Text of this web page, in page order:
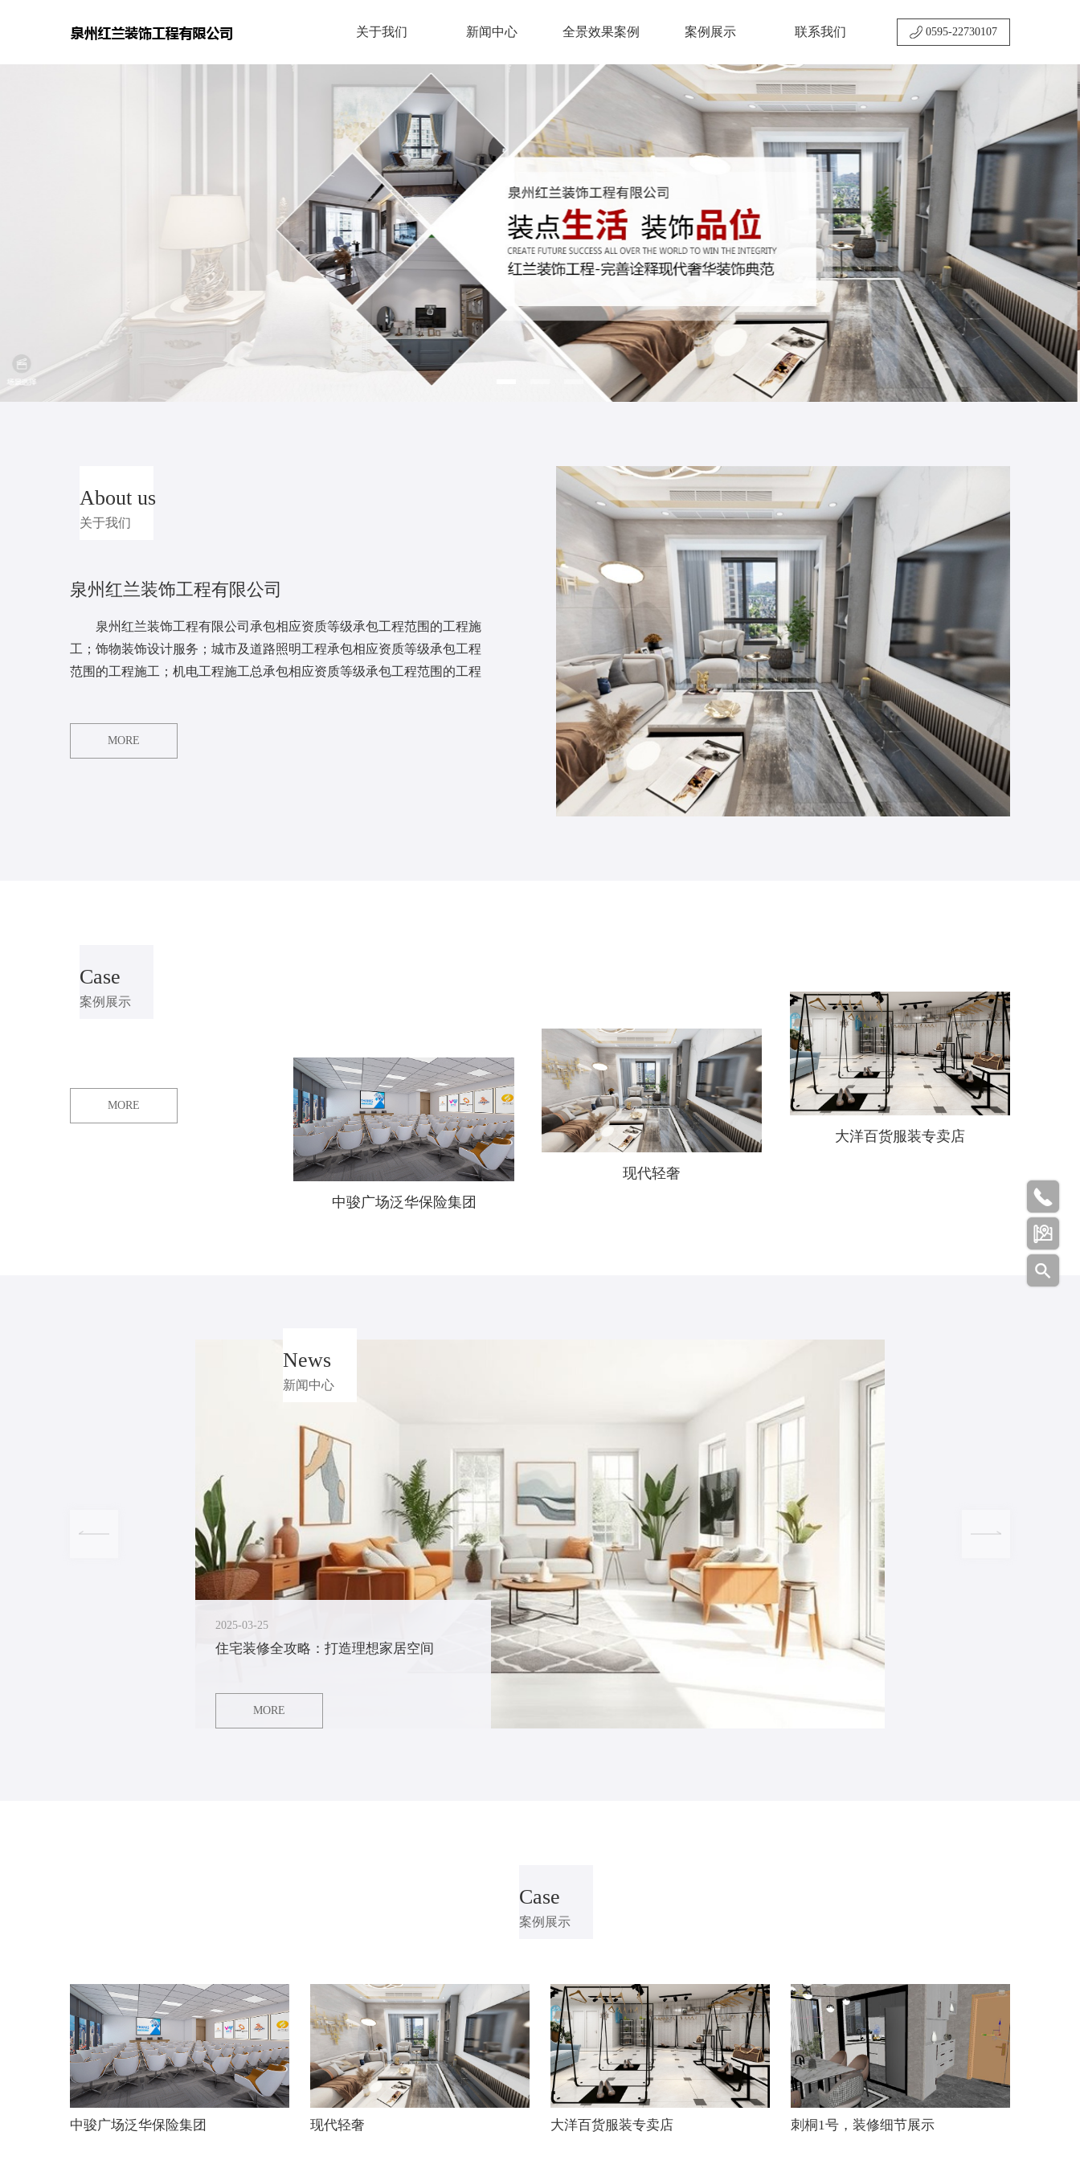



关于我们 新闻中心 全景效果案例 案例展示 联系我们 0595-22730107
About us
关于我们
泉州红兰装饰工程有限公司
泉州红兰装饰工程有限公司承包相应资质等级承包工程范围的工程施
工；饰物装饰设计服务；城市及道路照明工程承包相应资质等级承包工程
范围的工程施工；机电工程施工总承包相应资质等级承包工程范围的工程
MORE
Case
案例展示
中骏广场泛华保险集团
现代轻奢
大洋百货服装专卖店
MORE
News
新闻中心
2025-03-25
住宅装修全攻略：打造理想家居空间
MORE
Case
案例展示
中骏广场泛华保险集团 现代轻奢 大洋百货服装专卖店 刺桐1号，装修细节展示